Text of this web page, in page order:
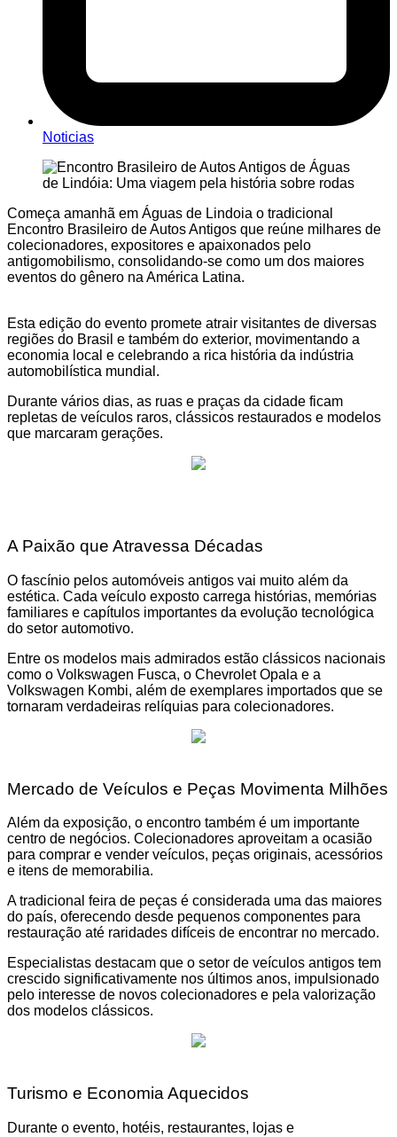
Noticias
Começa amanhã em Águas de Lindoia o tradicional
Encontro Brasileiro de Autos Antigos que reúne milhares de
colecionadores, expositores e apaixonados pelo
antigomobilismo, consolidando-se como um dos maiores
eventos do gênero na América Latina.
Esta edição do evento promete atrair visitantes de diversas
regiões do Brasil e também do exterior, movimentando a
economia local e celebrando a rica história da indústria
automobilística mundial.
Durante vários dias, as ruas e praças da cidade ficam
repletas de veículos raros, clássicos restaurados e modelos
que marcaram gerações.
A Paixão que Atravessa Décadas
O fascínio pelos automóveis antigos vai muito além da
estética. Cada veículo exposto carrega histórias, memórias
familiares e capítulos importantes da evolução tecnológica
do setor automotivo.
Entre os modelos mais admirados estão clássicos nacionais
como o Volkswagen Fusca, o Chevrolet Opala e a
Volkswagen Kombi, além de exemplares importados que se
tornaram verdadeiras relíquias para colecionadores.
Mercado de Veículos e Peças Movimenta Milhões
Além da exposição, o encontro também é um importante
centro de negócios. Colecionadores aproveitam a ocasião
para comprar e vender veículos, peças originais, acessórios
e itens de memorabilia.
A tradicional feira de peças é considerada uma das maiores
do país, oferecendo desde pequenos componentes para
restauração até raridades difíceis de encontrar no mercado.
Especialistas destacam que o setor de veículos antigos tem
crescido significativamente nos últimos anos, impulsionado
pelo interesse de novos colecionadores e pela valorização
dos modelos clássicos.
Turismo e Economia Aquecidos
Durante o evento, hotéis, restaurantes, lojas e